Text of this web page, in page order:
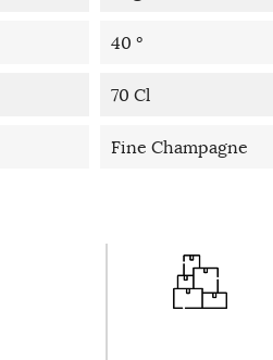
40 °
70 Cl
Fine Champagne